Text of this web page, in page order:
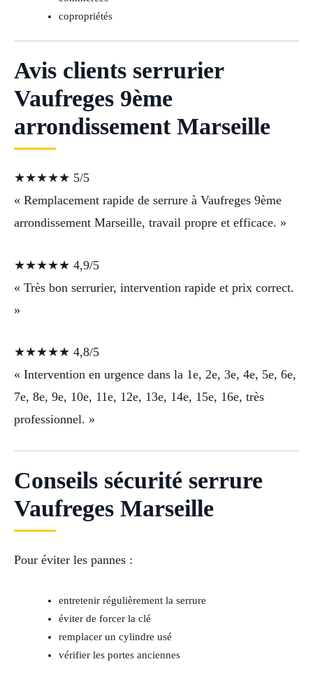
copropriétés
Avis clients serrurier
Vaufreges 9ème
arrondissement Marseille
★★★★★ 5/5
« Remplacement rapide de serrure à Vaufreges 9ème
arrondissement Marseille, travail propre et efficace. »
★★★★★ 4,9/5
« Très bon serrurier, intervention rapide et prix correct.
»
★★★★★ 4,8/5
« Intervention en urgence dans la 1e, 2e, 3e, 4e, 5e, 6e,
7e, 8e, 9e, 10e, 11e, 12e, 13e, 14e, 15e, 16e, très
professionnel. »
Conseils sécurité serrure
Vaufreges Marseille
Pour éviter les pannes :
entretenir régulièrement la serrure
éviter de forcer la clé
remplacer un cylindre usé
vérifier les portes anciennes